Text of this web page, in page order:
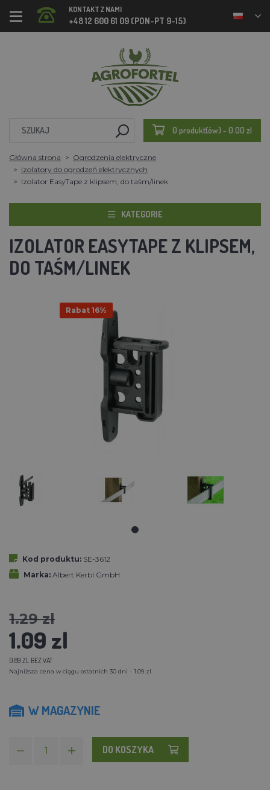
KONTAKT Z NAMI
+48 12 600 61 09 (PON-PT 9-15)
0 produkt(ów) - 0.00 zl
Główna strona
Ogrodzenia elektryczne
Izolatory do ogrodzeń elektrycznych
Izolator EasyTape z klipsem, do taśm/linek
KATEGORIE
IZOLATOR EASYTAPE Z KLIPSEM,
DO TAŚM/LINEK
Rabat 16%
Kod produktu: SE-3612
Marka: Albert Kerbl GmbH
1.29 zl
1.09 zl
0.89 ZL BEZ VAT
Najniższa cena w ciągu ostatnich 30 dni - 1.09 zl
W MAGAZYNIE
DO KOSZYKA